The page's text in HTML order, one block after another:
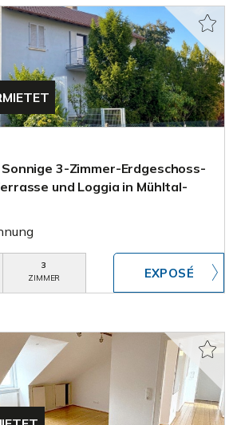
Sonnige 3-Zimmer-Erdgeschoss-
und Loggia in Mühltal-
3
ZIMMER